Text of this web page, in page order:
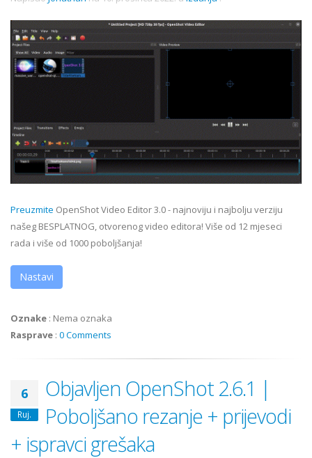
Preuzmite OpenShot Video Editor 3.0 - najnoviju i najbolju verziju
našeg BESPLATNOG, otvorenog video editora! Više od 12 mjeseci
rada i više od 1000 poboljšanja!
Nastavi
Oznake : Nema oznaka
Rasprave : 0 Comments
6
Ruj.
Objavljen OpenShot 2.6.1 |
Poboljšano rezanje + prijevodi
+ ispravci grešaka